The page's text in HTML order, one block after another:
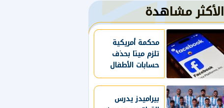
الأكثر مشاهدة
محكمة أمريكية
تلزم ميتا بحذف
حسابات الأطفال
دون 13 عاما
وتقييد استخدام
القاصرين لمنصاتها
بيراميدز يدرس